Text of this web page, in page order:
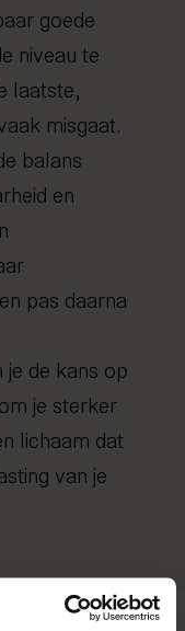
goede
niveau te
laatste,
misgaat.
balans
en
pas daarna
de kans op
je sterker
lichaam dat
van je